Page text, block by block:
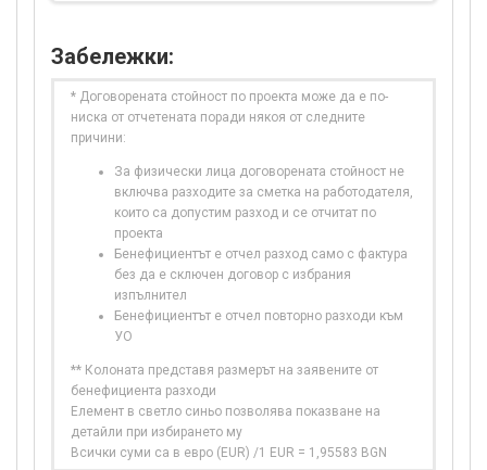
Забележки:
* Договорената стойност по проекта може да е по-
ниска от отчетената поради някоя от следните
причини:
За физически лица договорената стойност не
включва разходите за сметка на работодателя,
които са допустим разход и се отчитат по
проекта
Бенефициентът е отчел разход само с фактура
без да е сключен договор с избрания
изпълнител
Бенефициентът е отчел повторно разходи към
УО
** Колоната представя размерът на заявените от
бенефициента разходи
Елемент в светло синьо позволява показване на
детайли при избирането му
Всички суми са в евро (EUR) /1 EUR = 1,95583 BGN